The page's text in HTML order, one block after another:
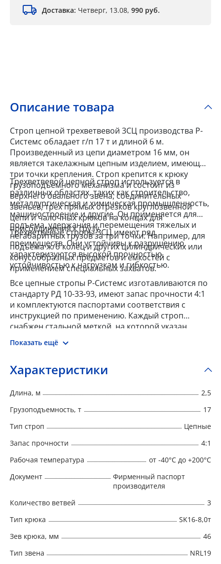
Доставка: Четверг, 13.08, 990 руб.
Описание товара
Строп цепной трехветвевой 3СЦ производства Р-
Системс обладает г/п 17 т и длиной 6 м.
Произведенный из цепи диаметром 16 мм, он
является такелажным цепным изделием, имеющим
три точки крепления. Строп крепится к крюку
грузоподъемного механизма и состоит из
верхнего овального звена, соединительных
звеньев, трех прямых отрезков круглозвенной
цепи и чалочных крюков на концах для
присоединения к грузу.
Трехветвевой цепной строп используется в
различных областях, таких как строительство,
металлургическая и химическая промышленность,
машиностроение и другие. Он применяется для
подъема, удержания и перемещения тяжелых и
негабаритных грузов за три точки. Например, для
подъема ж/б колец и других цилиндрических или
конусообразных предметов и емкостей с
применением специальных захватов.
Трехветвевые стропы 3СЦ имеют ряд
преимуществ. Они устойчивы к разрушению,
характеризуются высокой прочностью,
устойчивостью к нагрузкам и гибкостью.
Все цепные стропы Р-Системс изготавливаются по
стандарту РД 10-33-93, имеют запас прочности 4:1
и комплектуются паспортами соответствия с
инструкцией по применению. Каждый строп
снабжен стальной меткой, на которой указан
номер, тип, г/п, длина, запас прочности, дата
изготовления и наименование изготовителя.
Показать ещё
Характеристики
Длина, м
2,5
Грузоподъемность, т
17
Тип строп
Цепные
Запас прочности
4:1
Рабочая температура
от -40°C до +200°C
Документ
Фирменный паспорт
производителя
Количество ветвей
3
Тип крюка
SK16-8,0т
Зев крюка, мм
46
Тип звена
NRL19